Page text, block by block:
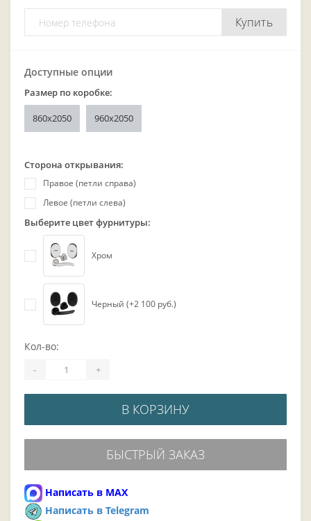
Купить
Доступные опции
Размер по коробке:
860x2050 960x2050
Сторона открывания:
Правое (петли справа)
Левое (петли слева)
Выберите цвет фурнитуры:
Хром
Черный (+2 100 руб.)
Кол-во:
- +
В КОРЗИНУ
БЫСТРЫЙ ЗАКАЗ
Написать в MAX
Написать в Telegram